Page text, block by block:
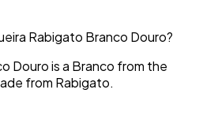
Rabigato Branco Douro?
Douro is a Branco from the
from Rabigato.